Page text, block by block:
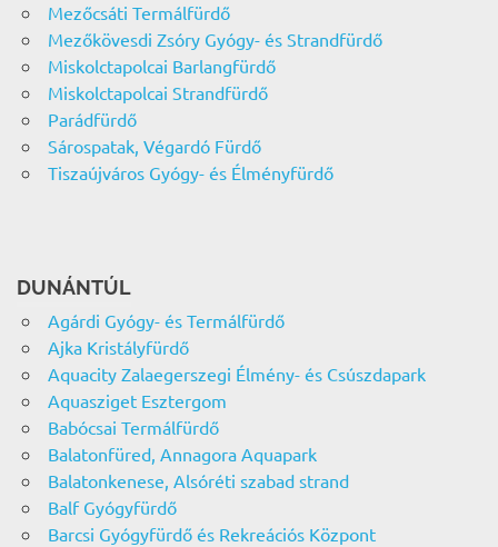
Mezőcsáti Termálfürdő
Mezőkövesdi Zsóry Gyógy- és Strandfürdő
Miskolctapolcai Barlangfürdő
Miskolctapolcai Strandfürdő
Parádfürdő
Sárospatak, Végardó Fürdő
Tiszaújváros Gyógy- és Élményfürdő
DUNÁNTÚL
Agárdi Gyógy- és Termálfürdő
Ajka Kristályfürdő
Aquacity Zalaegerszegi Élmény- és Csúszdapark
Aquasziget Esztergom
Babócsai Termálfürdő
Balatonfüred, Annagora Aquapark
Balatonkenese, Alsóréti szabad strand
Balf Gyógyfürdő
Barcsi Gyógyfürdő és Rekreációs Központ